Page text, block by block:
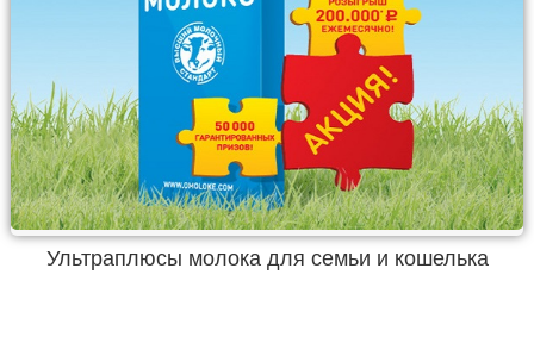
Ультраплюсы молока для семьи и кошелька